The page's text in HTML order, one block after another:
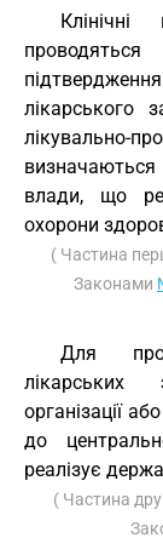
Клінічні
лікарського
влади, що
охорони
( Частина
Законами
Для
лікарських
організації
до
реалізує
( Частина